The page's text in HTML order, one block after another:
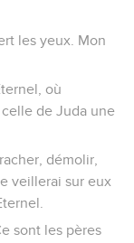
les yeux. Mon
où
celle de Juda une
démolir,
veillerai sur eux
sont les pères